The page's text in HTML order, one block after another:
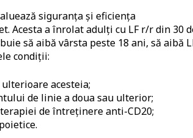
siguranța și eficiența
Acesta a înrolat adulți cu LF r/r din 30
să aibă vârsta peste 18 ani, să aibă
condiții:
acesteia;
de linie a doua sau ulterior;
de întreținere anti-CD20;